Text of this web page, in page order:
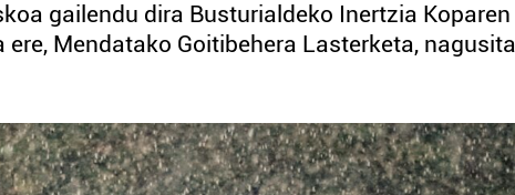
gailendu dira Busturialdeko Inertzia Koparen
Mendatako Goitibehera Lasterketa,